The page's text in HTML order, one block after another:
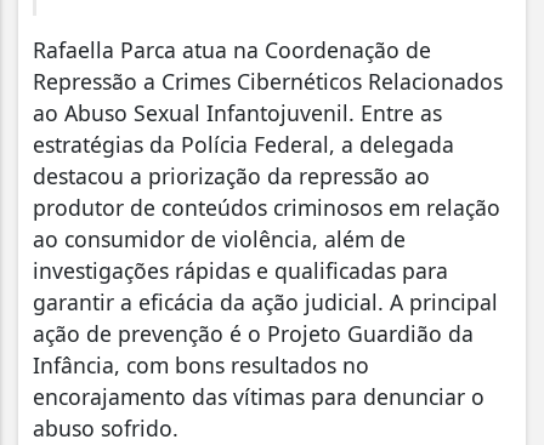
Rafaella Parca atua na Coordenação de
Repressão a Crimes Cibernéticos Relacionados
ao Abuso Sexual Infantojuvenil. Entre as
estratégias da Polícia Federal, a delegada
destacou a priorização da repressão ao
produtor de conteúdos criminosos em relação
ao consumidor de violência, além de
investigações rápidas e qualificadas para
garantir a eficácia da ação judicial. A principal
ação de prevenção é o Projeto Guardião da
Infância, com bons resultados no
encorajamento das vítimas para denunciar o
abuso sofrido.